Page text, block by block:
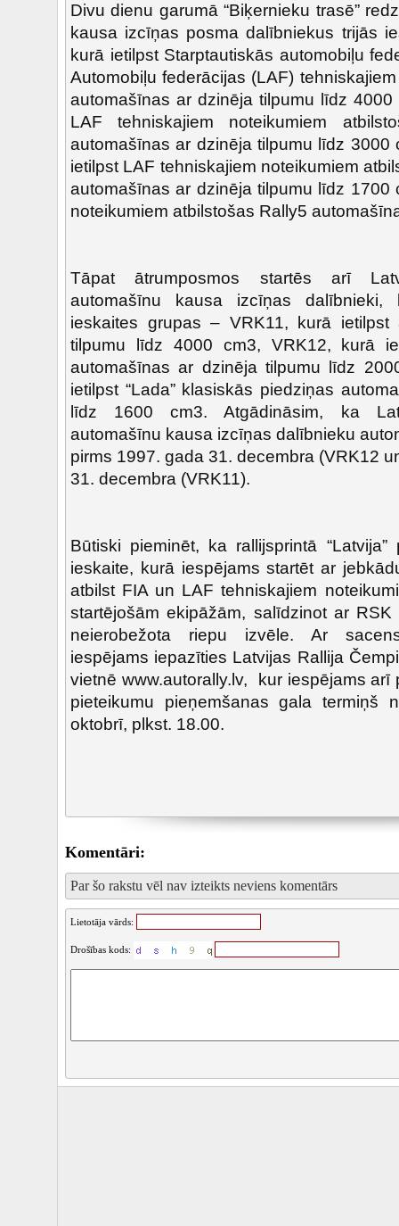
Divu dienu garumā “Biķernieku trasē”
kausa izcīņas posma dalībniekus trijās
kurā ietilpst Starptautiskās automobiļu
Automobiļu federācijas (LAF)
automašīnas ar dzinēja tilpumu līdz
LAF tehniskajiem noteikumiem
automašīnas ar dzinēja tilpumu līdz 3000
ietilpst LAF tehniskajiem noteikumiem
automašīnas ar dzinēja tilpumu līdz 1700
noteikumiem atbilstošas Rally5
Tāpat ātrumposmos startēs arī
automašīnu kausa izcīņas dalībnieki,
ieskaites grupas – VRK11, kurā ietilpst
tilpumu līdz 4000 cm3, VRK12, kurā
automašīnas ar dzinēja tilpumu līdz
ietilpst “Lada” klasiskās piedziņas
līdz 1600 cm3. Atgādināsim, ka
automašīnu kausa izcīņas dalībnieku
pirms 1997. gada 31. decembra (VRK12
31. decembra (VRK11).
Būtiski pieminēt, ka rallijsprintā
ieskaite, kurā iespējams startēt ar
atbilst FIA un LAF tehniskajiem
startējošām ekipāžām, salīdzinot ar
neierobežota riepu izvēle. Ar
iespējams iepazīties Latvijas Rallija
vietnē www.autorally.lv, kur iespējams arī
pieteikumu pieņemšanas gala termiņš
oktobrī, plkst. 18.00.
Komentāri:
Par šo rakstu vēl nav izteikts neviens komentārs
Lietotāja vārds:
Drošības kods: